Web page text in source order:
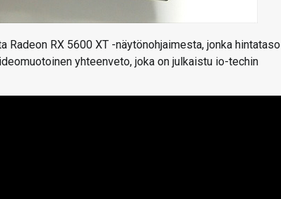
Radeon RX 5600 XT -näytönohjaimesta, jonka hintataso
yhteenveto, joka on julkaistu io-techin